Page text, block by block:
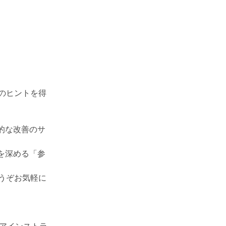
ヒントを得
な改善のサ
深める「参
ぞお気軽に